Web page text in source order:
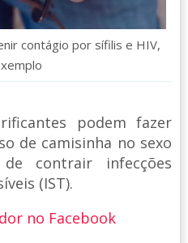
contágio por sífilis e HIV,
podem fazer
de camisinha no sexo
contrair infecções
(IST).
no Facebook